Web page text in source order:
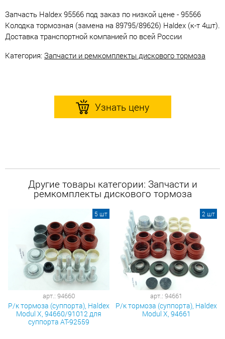
Запчасть Haldex 95566 под заказ по низкой цене - 95566
Колодка тормозная (замена на 89795/89626) Haldex (к-т 4шт).
Доставка транспортной компанией по всей России
Категория: Запчасти и ремкомплекты дискового тормоза
Узнать цену
Другие товары категории: Запчасти и
ремкомплекты дискового тормоза
арт.: 94660
Р/к тормоза (суппорта), Haldex
Modul X, 94660/91012 для
суппорта АТ-92559
5 шт
арт.: 94661
Р/к тормоза (суппорта), Haldex
Modul X, 94661
2 шт